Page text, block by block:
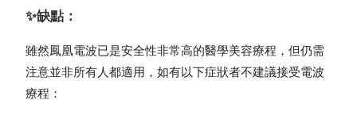
✨缺點：
雖然鳳凰電波已是安全性非常高的醫學美容療程，但仍需
注意並非所有人都適用，如有以下症狀者不建議接受電波
療程：